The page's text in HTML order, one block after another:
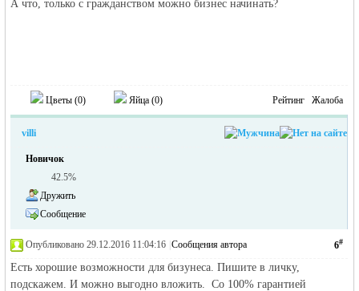
А что, только с гражданством можно бизнес начинать?
Цветы (0) Яйца (0) Рейтинг Жалоба
villi
Новичок
42.5%
Дружить
Сообщение
6#
Опубликовано 29.12.2016 11:04:16 Сообщения автора
Есть хорошие возможности для бизунеса. Пишите в личку,
подскажем. И можно выгодно вложить. Со 100% гарантией